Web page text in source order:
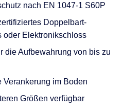
nach EN 1047-1 S60P
Doppelbart-
oder Elektronikschloss
die Aufbewahrung von bis zu
Verankerung im Boden
Größen verfügbar